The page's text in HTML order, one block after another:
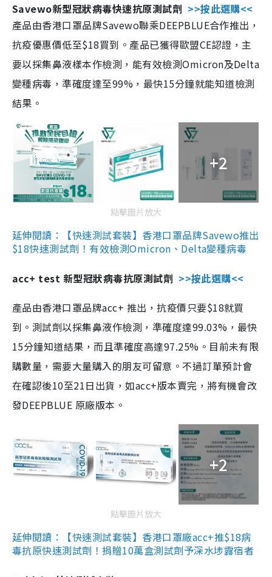
Savewo新型冠狀病毒快速抗原測試劑 >>按此選購<<
產品由香港口罩品牌Savewo聯乘DEEPBLUE合作推出，
抗疫優惠價低至$18買到。產品已獲得歐盟CE認證，主
要以採集鼻液樣本作檢測，能有效檢測Omicron及Delta
變種病毒，準確度達至99%，最快15分鐘就能知道檢測
結果。
+2
點擊圖片放大
延伸閱讀：【快速測試套裝】香港口罩品牌Savewo推出
$18快速測試劑！有效檢測Omicron、Delta變種病毒
acc+ test 新型冠狀病毒抗原測試劑 >>按此選購<<
產品由香港口罩品牌acc+ 推出，抗疫價只要$18就買
到。測試劑以採集鼻液作檢測，準確度達99.03%，最快
15分鐘知道結果，而且準確度高達97.25%。目前未有限
購數量，需要大量購入的朋友可留意。不過訂單預計會
在確認後10至21日出貨，如acc+版本賣完，將有機會改
發DEEPBLUE 原廠版本。
+2
點擊圖片放大
延伸閱讀：【快速測試套裝】香港口罩廠acc+推$18病
毒抗原快速測試劑！捐贈10萬盒測試劑予深水埗露宿者